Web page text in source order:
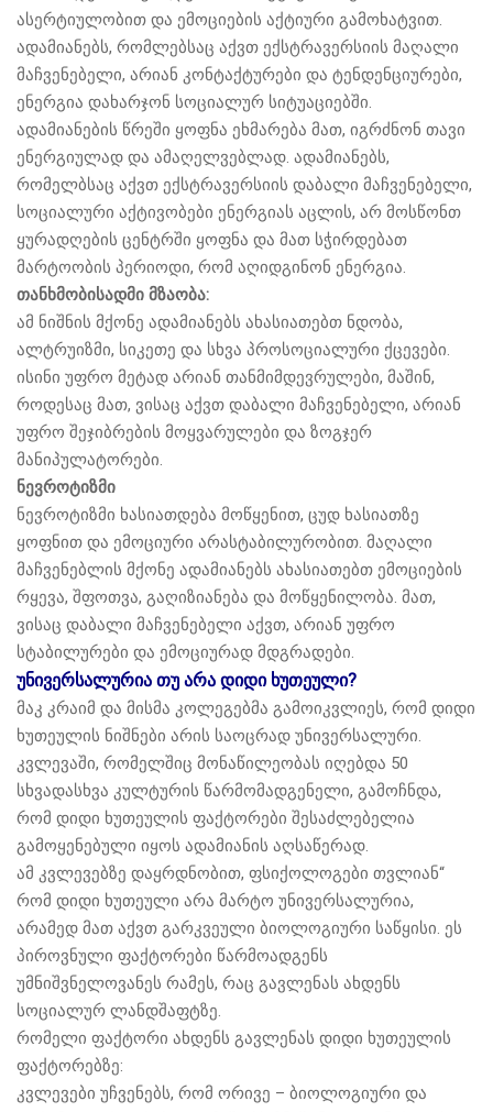
ასერტიულობით და ემოციების აქტიური გამოხატვით.
ადამიანებს, რომლებსაც აქვთ ექსტრავერსიის მაღალი
მაჩვენებელი, არიან კონტაქტურები და ტენდენციურები,
ენერგია დახარჯონ სოციალურ სიტუაციებში.
ადამიანების წრეში ყოფნა ეხმარება მათ, იგრძნონ თავი
ენერგიულად და ამაღელვებლად. ადამიანებს,
რომელბსაც აქვთ ექსტრავერსიის დაბალი მაჩვენებელი,
სოციალური აქტივობები ენერგიას აცლის, არ მოსწონთ
ყურადღების ცენტრში ყოფნა და მათ სჭირდებათ
მარტოობის პერიოდი, რომ აღიდგინონ ენერგია.
თანხმობისადმი მზაობა:
ამ ნიშნის მქონე ადამიანებს ახასიათებთ ნდობა,
ალტრუიზმი, სიკეთე და სხვა პროსოციალური ქცევები.
ისინი უფრო მეტად არიან თანმიმდევრულები, მაშინ,
როდესაც მათ, ვისაც აქვთ დაბალი მაჩვენებელი, არიან
უფრო შეჯიბრების მოყვარულები და ზოგჯერ
მანიპულატორები.
ნევროტიზმი
ნევროტიზმი ხასიათდება მოწყენით, ცუდ ხასიათზე
ყოფნით და ემოციური არასტაბილურობით. მაღალი
მაჩვენებლის მქონე ადამიანებს ახასიათებთ ემოციების
რყევა, შფოთვა, გაღიზიანება და მოწყენილობა. მათ,
ვისაც დაბალი მაჩვენებელი აქვთ, არიან უფრო
სტაბილურები და ემოციურად მდგრადები.
უნივერსალურია თუ არა დიდი ხუთეული?
მაკ კრაიმ და მისმა კოლეგებმა გამოიკვლიეს, რომ დიდი
ხუთეულის ნიშნები არის საოცრად უნივერსალური.
კვლევაში, რომელშიც მონაწილეობას იღებდა 50
სხვადასხვა კულტურის წარმომადგენელი, გამოჩნდა,
რომ დიდი ხუთეულის ფაქტორები შესაძლებელია
გამოყენებული იყოს ადამიანის აღსაწერად.
ამ კვლევებზე დაყრდნობით, ფსიქოლოგები თვლიან“
რომ დიდი ხუთეული არა მარტო უნივერსალურია,
არამედ მათ აქვთ გარკვეული ბიოლოგიური საწყისი. ეს
პიროვნული ფაქტორები წარმოადგენს
უმნიშვნელოვანეს რამეს, რაც გავლენას ახდენს
სოციალურ ლანდშაფტზე.
რომელი ფაქტორი ახდენს გავლენას დიდი ხუთეულის
ფაქტორებზე:
კვლევები უჩვენებს, რომ ორივე – ბიოლოგიური და